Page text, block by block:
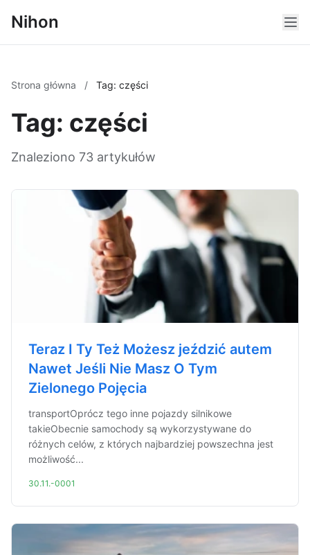
Nihon
Strona główna / Tag: części
Tag: części
Znaleziono 73 artykułów
Teraz I Ty Też Możesz jeździć autem
Nawet Jeśli Nie Masz O Tym
Zielonego Pojęcia
transportOprócz tego inne pojazdy silnikowe
takieObecnie samochody są wykorzystywane do
różnych celów, z których najbardziej powszechna jest
możliwość...
30.11.-0001